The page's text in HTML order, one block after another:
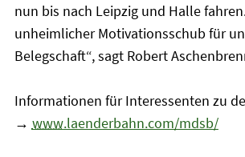
nun bis nach Leipzig und Halle
unheimlicher Motivationsschub für
Belegschaft“, sagt Robert
Informationen für Interessenten zu
→ www.laenderbahn.com/mdsb/